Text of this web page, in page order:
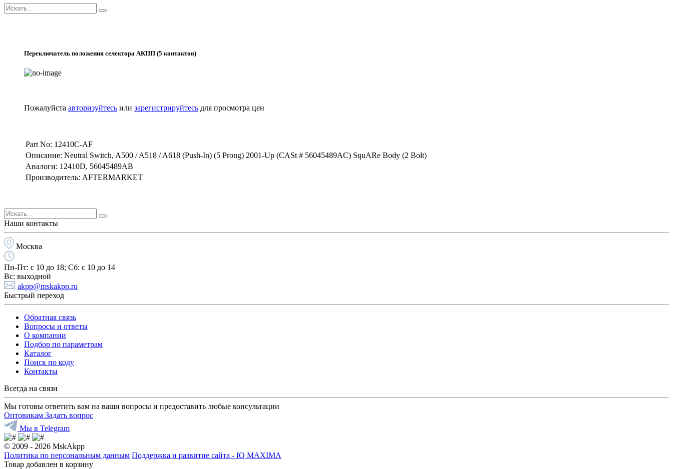
Переключатель положения селектора АКПП (5 контактов)
Пожалуйста авторизуйтесь или зарегистрируйтесь для просмотра цен
Part No: 12410C-AF
Описание: Neutral Switch, A500 / A518 / A618 (Push-In) (5 Prong) 2001-Up (CASt # 56045489AC) SquARe Body (2 Bolt)
Аналоги: 12410D, 56045489AB
Производитель: AFTERMARKET
Наши контакты
Москва
Пн-Пт: с 10 до 18; Cб: с 10 до 14
Вс: выходной
akpp@mskakpp.ru
Быстрый переход
Обратная связь
Вопросы и ответы
О компании
Подбор по параметрам
Каталог
Поиск по коду
Контакты
Всегда на связи
Мы готовы ответить вам на ваши вопросы и предоставить любые консультации
Оптовикам Задать вопрос
Мы в Telegram
© 2009 - 2026 MskAkpp
Политика по персональным данным Поддержка и развитие сайта - IQ MAXIMA
Товар добавлен в корзину